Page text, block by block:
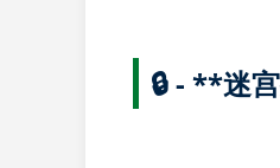
🔒 - **迷